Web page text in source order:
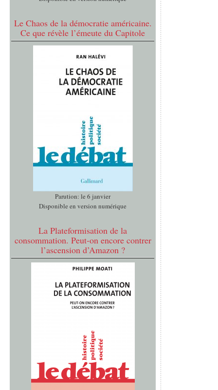
Le Chaos de la démocratie américaine.
Ce que révèle l’émeute du Capitole
Parution: le 6 janvier
Disponible en version numérique
La Plateformisation de la
consommation. Peut-on encore contrer
l’ascension d’Amazon ?